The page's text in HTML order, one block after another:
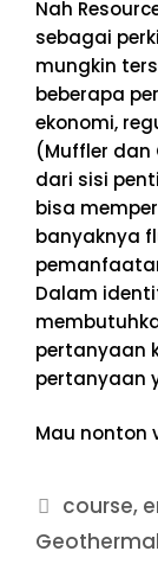
Nah
sebagai
mungkin
beberapa
ekonomi,
(Muffler dan
dari sisi
bisa
banyaknya
Dalam
pertanyaan
pertanyaan
Mau nonton
course,
Geothermal